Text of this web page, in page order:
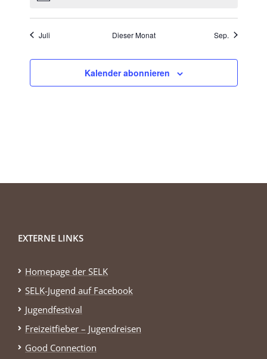
Juli Dieser Monat Sep.
Kalender abonnieren
EXTERNE LINKS
Homepage der SELK
SELK-Jugend auf Facebook
Jugendfestival
Freizeitfieber – Jugendreisen
Good Connection